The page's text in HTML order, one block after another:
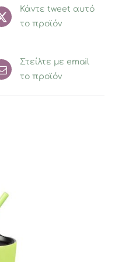
Κάντε tweet αυτό
το προϊόν
Στείλτε με email
το προϊόν